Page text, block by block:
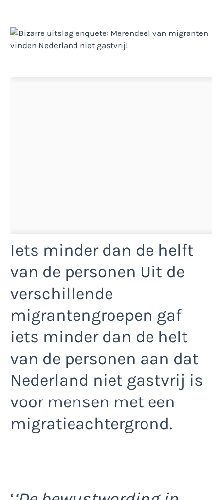
Iets minder dan de helft
van de personen Uit de
verschillende
migrantengroepen gaf
iets minder dan de helt
van de personen aan dat
Nederland niet gastvrij is
voor mensen met een
migratieachtergrond.